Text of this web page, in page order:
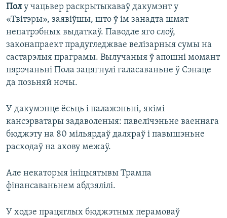
Полу чацьвер раскрытыкаваў дакумэнт у
«Твітэры», заявіўшы, што ў ім занадта шмат
непатрэбных выдаткаў. Паводле яго слоў,
законапраект прадугледжвае велізарныя сумы на
састарэлыя праграмы. Вылучаныя ў апошні момант
пярэчаньні Пола зацягнулі галасаваньне ў Сэнаце
да позьняй ночы.
У дакумэнце ёсьць і палажэньні, якімі
кансэрватары задаволеныя: павелічэньне ваеннага
бюджэту на 80 мільярдаў даляраў і павышэньне
расходаў на ахову межаў.
Але некаторыя ініцыятывы Трампа
фінансаваньнем абдзялілі.
У ходзе працяглых бюджэтных перамоваў